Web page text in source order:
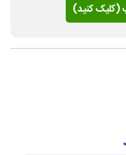
(کلیک کنید)